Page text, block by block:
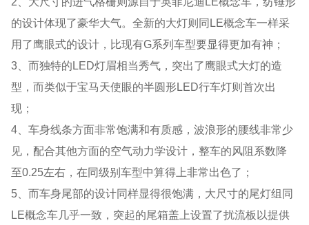
的设计体现了豪华大气。全新的大灯则同LE概念车一样采
用了鹰眼式的设计，比现有G系列车型要显得更加有神；
3、而独特的LED灯眉相当秀气，突出了鹰眼式大灯的造
型，而类似于宝马天使眼的半圆形LED行车灯则首次出
现；
4、车身线条方面非常饱满和有质感，波浪形的腰线非常少
见，配合其他方面的空气动力学设计，整车的风阻系数降
至0.25左右，在同级别车型中算得上非常出色了；
5、而车身尾部的设计同样显得很饱满，大尺寸的尾灯组同
LE概念车几乎一致，突起的尾箱盖上设置了扰流板以提供